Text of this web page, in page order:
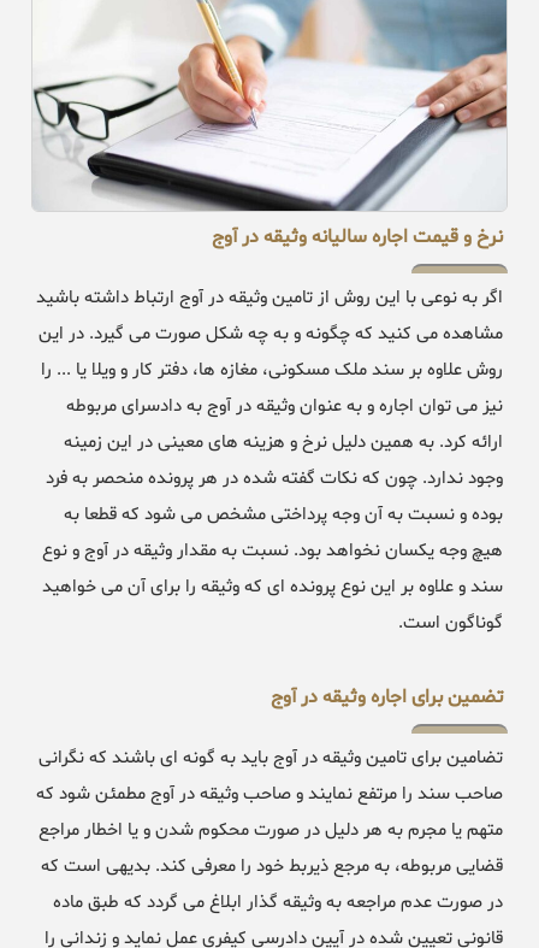
نرخ و قیمت اجاره سالیانه وثیقه در آوج
اگر به نوعی با این روش از تامین وثیقه در آوج ارتباط داشته باشید
مشاهده می کنید که چگونه و به چه شکل صورت می گیرد. در این
روش علاوه بر سند ملک مسکونی، مغازه ها، دفتر کار و ویلا یا ... را
نیز می توان اجاره و به عنوان وثیقه در آوج به دادسرای مربوطه
ارائه کرد. به همین دلیل نرخ و هزینه های معینی در این زمینه
وجود ندارد. چون که نکات گفته شده در هر پرونده منحصر به فرد
بوده و نسبت به آن وجه پرداختی مشخص می شود که قطعا به
هیچ وجه یکسان نخواهد بود. نسبت به مقدار وثیقه در آوج و نوع
سند و علاوه بر این نوع پرونده ای که وثیقه را برای آن می خواهید
گوناگون است.
تضمین برای اجاره وثیقه در آوج
تضامین برای تامین وثیقه در آوج باید به گونه ای باشند که نگرانی
صاحب سند را مرتفع نمایند و صاحب وثیقه در آوج مطمئن شود که
متهم یا مجرم به هر دلیل در صورت محکوم شدن و یا اخطار مراجع
قضایی مربوطه، به مرجع ذیربط خود را معرفی کند. بدیهی است که
در صورت عدم مراجعه به وثیقه گذار ابلاغ می گردد که طبق ماده
قانونی تعیین شده در آیین دادرسی کیفری عمل نماید و زندانی را